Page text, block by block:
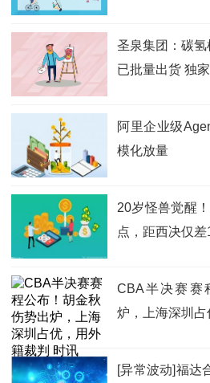
圣泉集团：碳
已批量出货 独
阿里企业级
模化放量
20岁怪兽觉醒
点，距西决仅差
CBA半决赛赛
炉，上海深圳
[异常波动]福达